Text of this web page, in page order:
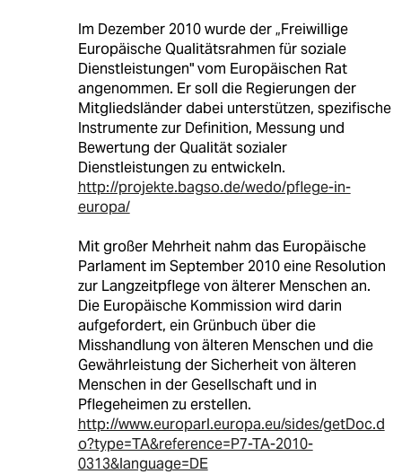
Im Dezember 2010 wurde der „Freiwillige
Europäische Qualitätsrahmen für soziale
Dienstleistungen" vom Europäischen Rat
angenommen. Er soll die Regierungen der
Mitgliedsländer dabei unterstützen, spezifische
Instrumente zur Definition, Messung und
Bewertung der Qualität sozialer
Dienstleistungen zu entwickeln.
http://projekte.bagso.de/wedo/pflege-in-
europa/
Mit großer Mehrheit nahm das Europäische
Parlament im September 2010 eine Resolution
zur Langzeitpflege von älterer Menschen an.
Die Europäische Kommission wird darin
aufgefordert, ein Grünbuch über die
Misshandlung von älteren Menschen und die
Gewährleistung der Sicherheit von älteren
Menschen in der Gesellschaft und in
Pflegeheimen zu erstellen.
http://www.europarl.europa.eu/sides/getDoc.d
o?type=TA&reference=P7-TA-2010-
0313&language=DE